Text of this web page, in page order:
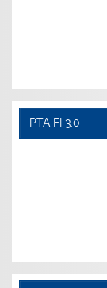
PTA FI 3.0